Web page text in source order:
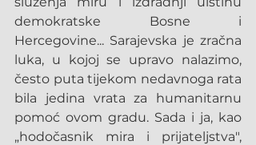
demokratske Bosne i
Hercegovine... Sarajevska je zračna
luka, u kojoj se upravo nalazimo,
često puta tijekom nedavnoga rata
bila jedina vrata za humanitarnu
pomoć ovom gradu. Sada i ja, kao
„hodočasnik mira i prijateljstva",